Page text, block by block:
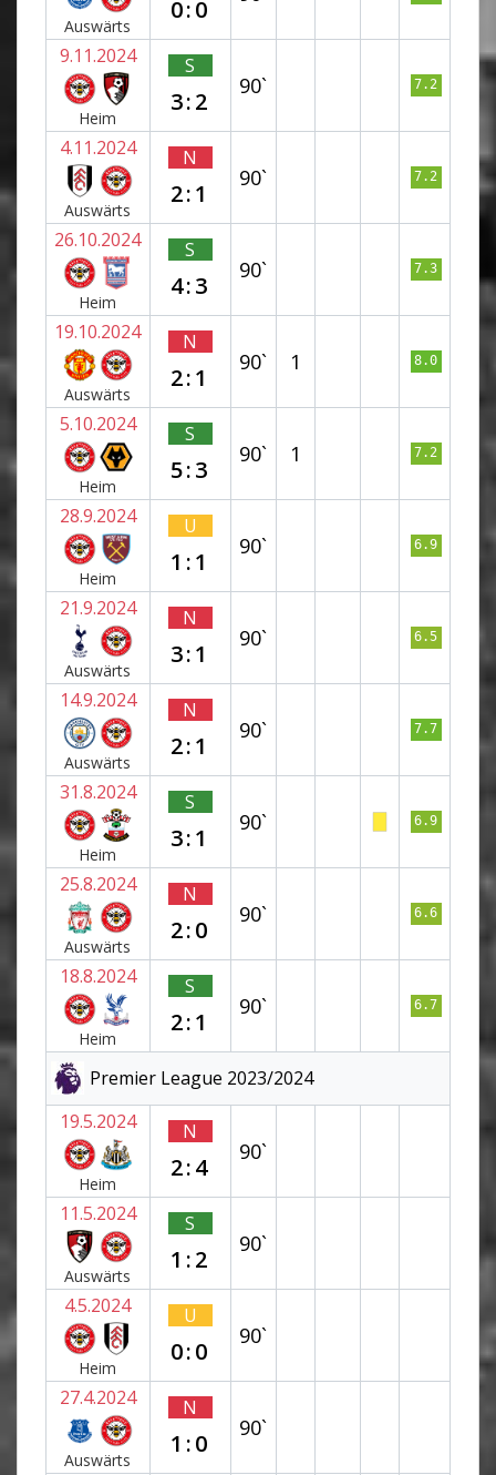
Auswärts
0:0
9.11.2024
Heim
S
3:2
90` 7.2
4.11.2024
Auswärts
N
2:1
90` 7.2
26.10.2024
Heim
S
4:3
90` 7.3
19.10.2024
Auswärts
N
2:1
90` 1 8.0
5.10.2024
Heim
S
5:3
90` 1 7.2
28.9.2024
Heim
U
1:1
90` 6.9
21.9.2024
Auswärts
N
3:1
90` 6.5
14.9.2024
Auswärts
N
2:1
90` 7.7
31.8.2024
Heim
S
3:1
90` 6.9
25.8.2024
Auswärts
N
2:0
90` 6.6
18.8.2024
Heim
S
2:1
90` 6.7
Premier League 2023/2024
19.5.2024
Heim
N
2:4
90`
11.5.2024
Auswärts
S
1:2
90`
4.5.2024
Heim
U
0:0
90`
27.4.2024
Auswärts
N
1:0
90`